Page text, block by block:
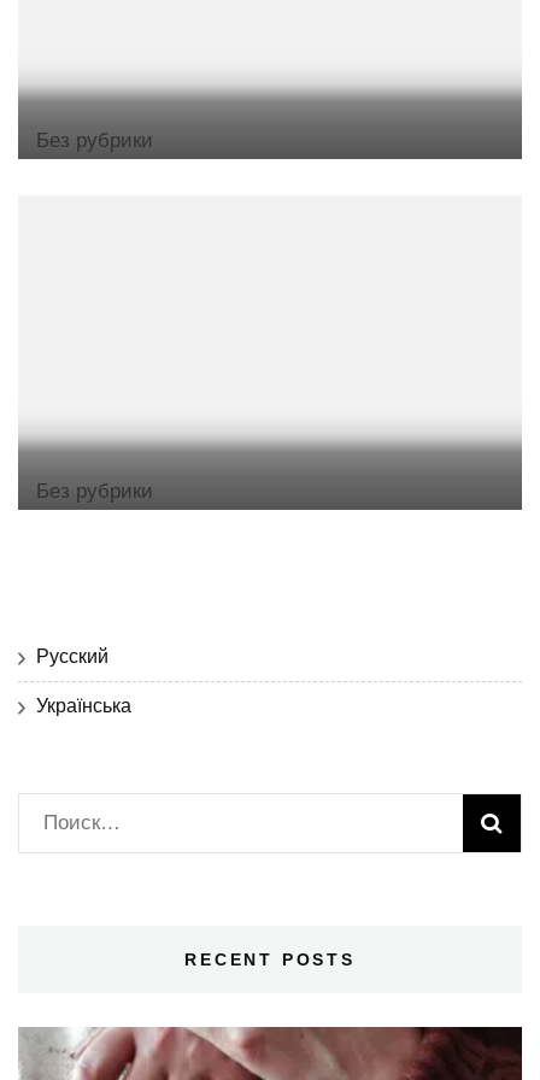
Без рубрики
Без рубрики
Русский
Українська
Найти:
RECENT POSTS